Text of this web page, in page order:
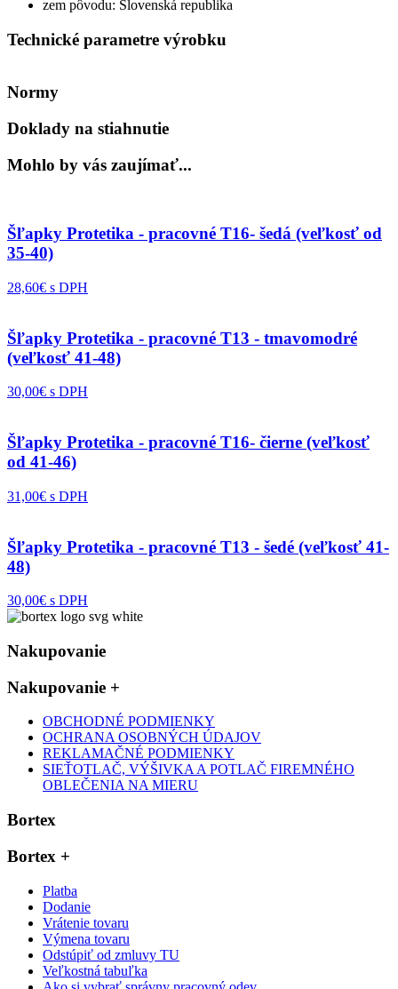
zem pôvodu: Slovenská republika
Technické parametre výrobku
Normy
Doklady na stiahnutie
Mohlo by vás zaujímať...
Šľapky Protetika - pracovné T16- šedá (veľkosť od
35-40)
28,60€ s DPH
Šľapky Protetika - pracovné T13 - tmavomodré
(veľkosť 41-48)
30,00€ s DPH
Šľapky Protetika - pracovné T16- čierne (veľkosť
od 41-46)
31,00€ s DPH
Šľapky Protetika - pracovné T13 - šedé (veľkosť 41-
48)
30,00€ s DPH
Nakupovanie
Nakupovanie +
OBCHODNÉ PODMIENKY
OCHRANA OSOBNÝCH ÚDAJOV
REKLAMAČNÉ PODMIENKY
SIEŤOTLAČ, VÝŠIVKA A POTLAČ FIREMNÉHO
OBLEČENIA NA MIERU
Bortex
Bortex +
Platba
Dodanie
Vrátenie tovaru
Výmena tovaru
Odstúpiť od zmluvy TU
Veľkostná tabuľka